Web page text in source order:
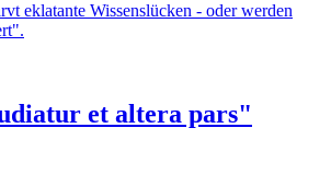
eklatante Wissenslücken - oder werden
et altera pars"